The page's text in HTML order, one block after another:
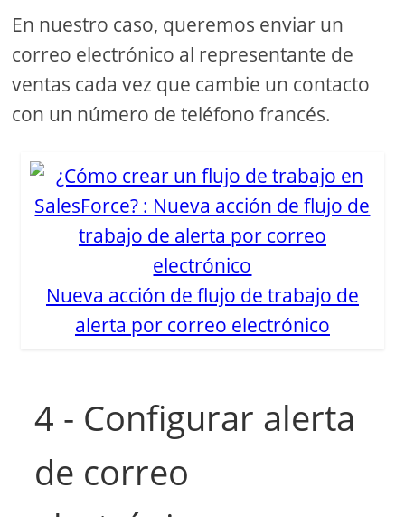
En nuestro caso, queremos enviar un
correo electrónico al representante de
ventas cada vez que cambie un contacto
con un número de teléfono francés.
Nueva acción de flujo de trabajo de
alerta por correo electrónico
4 - Configurar alerta
de correo